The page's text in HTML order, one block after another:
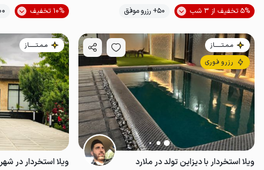
5% تخفیف از 3 شب
50+ رزرو موفق موقعیت در نقشه
10% تخفیف
100+
مـمـتــــــاز
رزرو فوری
ویلا استخردار با دیزاین تولد در ملارد
مـمـتــــــاز
ویلا استخردار در